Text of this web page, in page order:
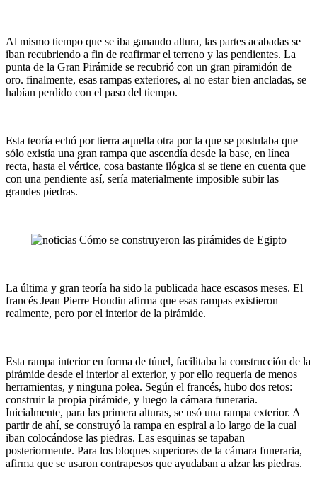
Al mismo tiempo que se iba ganando altura, las partes acabadas se
iban recubriendo a fin de reafirmar el terreno y las pendientes. La
punta de la Gran Pirámide se recubrió con un gran piramidón de
oro. finalmente, esas rampas exteriores, al no estar bien ancladas, se
habían perdido con el paso del tiempo.
Esta teoría echó por tierra aquella otra por la que se postulaba que
sólo existía una gran rampa que ascendía desde la base, en línea
recta, hasta el vértice, cosa bastante ilógica si se tiene en cuenta que
con una pendiente así, sería materialmente imposible subir las
grandes piedras.
La última y gran teoría ha sido la publicada hace escasos meses. El
francés Jean Pierre Houdin afirma que esas rampas existieron
realmente, pero por el interior de la pirámide.
Esta rampa interior en forma de túnel, facilitaba la construcción de la
pirámide desde el interior al exterior, y por ello requería de menos
herramientas, y ninguna polea. Según el francés, hubo dos retos:
construir la propia pirámide, y luego la cámara funeraria.
Inicialmente, para las primera alturas, se usó una rampa exterior. A
partir de ahí, se construyó la rampa en espiral a lo largo de la cual
iban colocándose las piedras. Las esquinas se tapaban
posteriormente. Para los bloques superiores de la cámara funeraria,
afirma que se usaron contrapesos que ayudaban a alzar las piedras.